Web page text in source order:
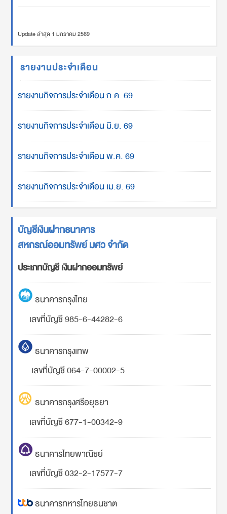
Update ล่าสุด 1 มกราคม 2569
รายงานประจำเดือน
รายงานกิจการประจำเดือน ก.ค. 69
รายงานกิจการประจำเดือน มิ.ย. 69
รายงานกิจการประจำเดือน พ.ค. 69
รายงานกิจการประจำเดือน เม.ย. 69
บัญชีเงินฝากธนาคาร
สหกรณ์ออมทรัพย์ มศว จำกัด
ประเภทบัญชี เงินฝากออมทรัพย์
ธนาคารกรุงไทย
เลขที่บัญชี 985-6-44282-6
ธนาคารกรุงเทพ
เลขที่บัญชี 064-7-00002-5
ธนาคารกรุงศรีอยุธยา
เลขที่บัญชี 677-1-00342-9
ธนาคารไทยพาณิชย์
เลขที่บัญชี 032-2-17577-7
ธนาคารทหารไทยธนชาต